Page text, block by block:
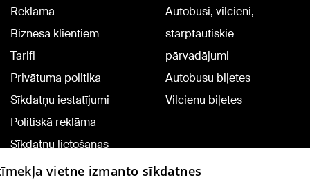
Reklāma
Biznesa klientiem
Tarifi
Privātuma politika
Sīkdatņu iestatījumi
Politiskā reklāma
Sīkdatņu lietošanas
noteikumi
Autobusi, vilcieni,
starptautiskie
pārvadājumi
Autobusu biļetes
Vilcienu biļetes
vietne izmanto sīkdatnes